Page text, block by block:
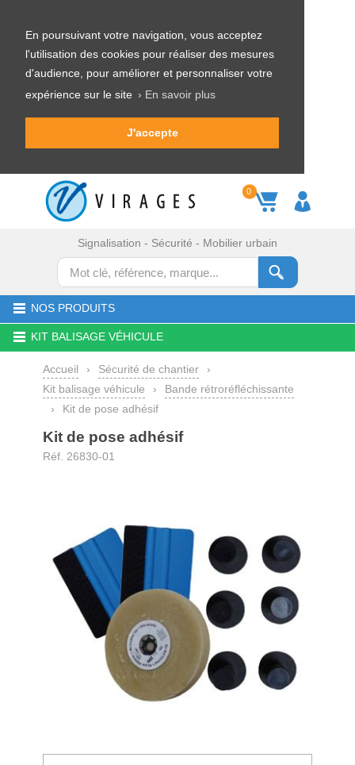
En poursuivant votre navigation, vous acceptez
l'utilisation des cookies pour réaliser des mesures
d'audience, pour améliorer et personnaliser votre
expérience sur le site › En savoir plus
J'accepte
0
Signalisation - Sécurité - Mobilier urbain
NOS PRODUITS
KIT BALISAGE VÉHICULE
Accueil › Sécurité de chantier
›
Kit balisage véhicule
›
Bande rétroréfléchissante
›
Kit de pose adhésif
Kit de pose adhésif
Réf. 26830-01